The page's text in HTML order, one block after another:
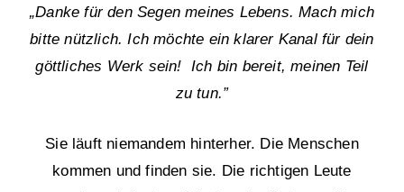
„Danke für den Segen meines Lebens. Mach mich
bitte nützlich. Ich möchte ein klarer Kanal für dein
göttliches Werk sein! Ich bin bereit, meinen Teil
zu tun.”
Sie läuft niemandem hinterher. Die Menschen
kommen und finden sie. Die richtigen Leute